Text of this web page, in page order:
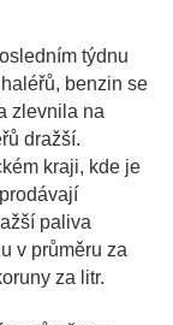
týdnu
benzin se
zlevnila na
dražší.
kraji, kde je
paliva
v průměru za
za litr.